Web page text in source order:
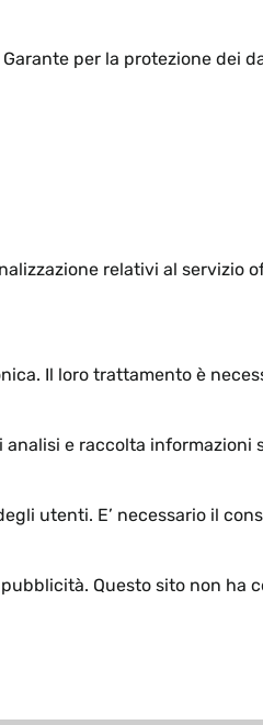
per la protezione dei
relativi al servizio
Il loro trattamento è
e raccolta informazioni
utenti. E’ necessario il
Questo sito non ha